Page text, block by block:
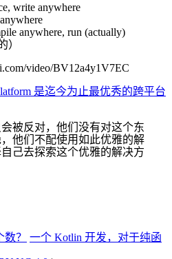
write anywhere
anywhere, run (actually)
）
video/BV12a4y1V7EC
是迄今为止最优秀的跨平台
被反对，他们没有对这个东
他们不配使用如此优雅的解
己去探索这个优雅的解决方
？
一个 Kotlin 开发，对于纯函